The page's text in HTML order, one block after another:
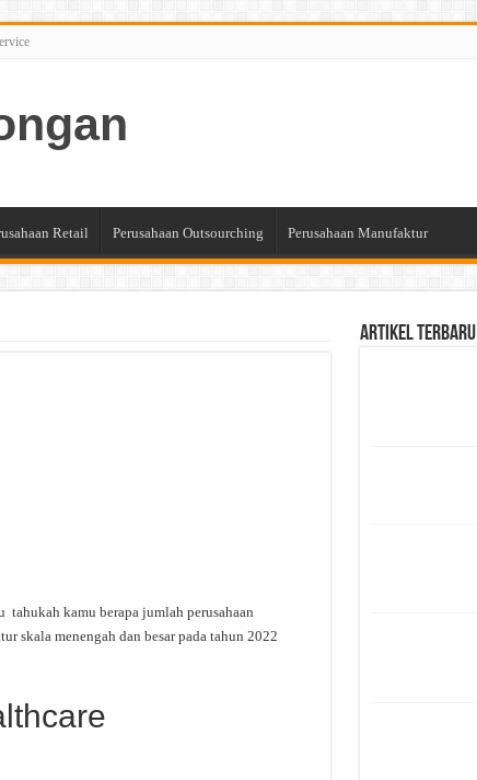
Retail Perusahaan Outsourching Perusahaan Manufaktur
tahukah kamu berapa jumlah perusahaan
skala menengah dan besar pada tahun 2022
Artikel Terbaru